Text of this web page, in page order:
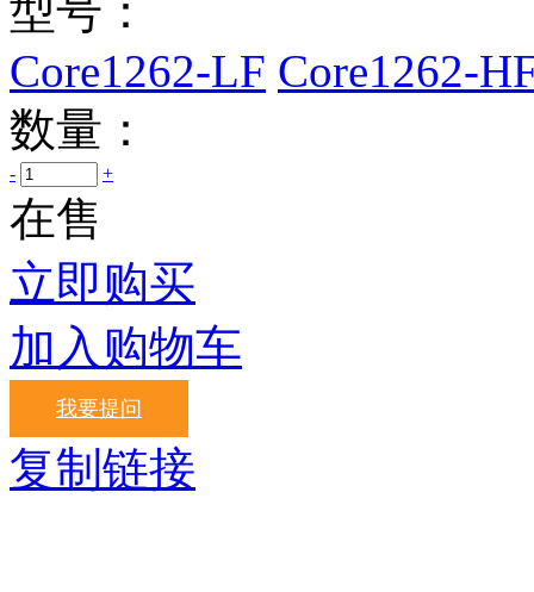
型号：
Core1262-LF Core1262-
数量：
- +
在售
立即购买
加入购物车
我要提问
复制链接